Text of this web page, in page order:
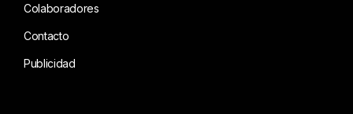
Colaboradores
Contacto
Publicidad